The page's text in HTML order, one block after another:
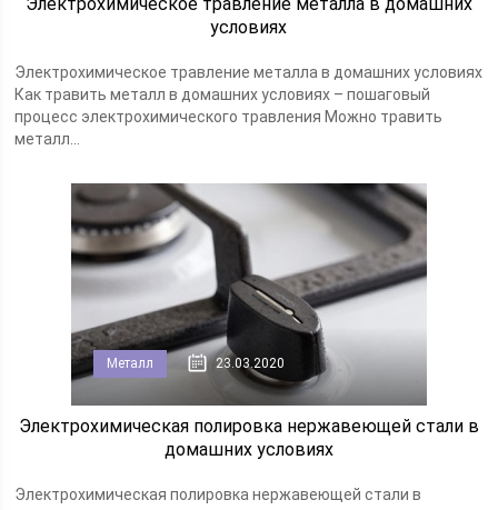
условиях
Электрохимическое травление металла в домашних условиях
Как травить металл в домашних условиях – пошаговый
процесс электрохимического травления Можно травить
металл...
Металл 23.03.2020
Электрохимическая полировка нержавеющей стали в
домашних условиях
Электрохимическая полировка нержавеющей стали в